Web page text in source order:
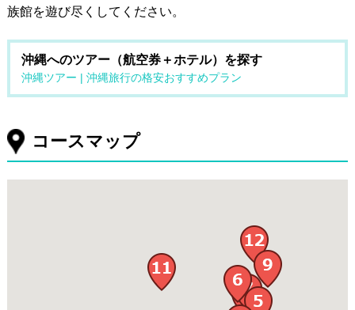
族館を遊び尽くしてください。
沖縄へのツアー（航空券＋ホテル）を探す
沖縄ツアー | 沖縄旅行の格安おすすめプラン
コースマップ